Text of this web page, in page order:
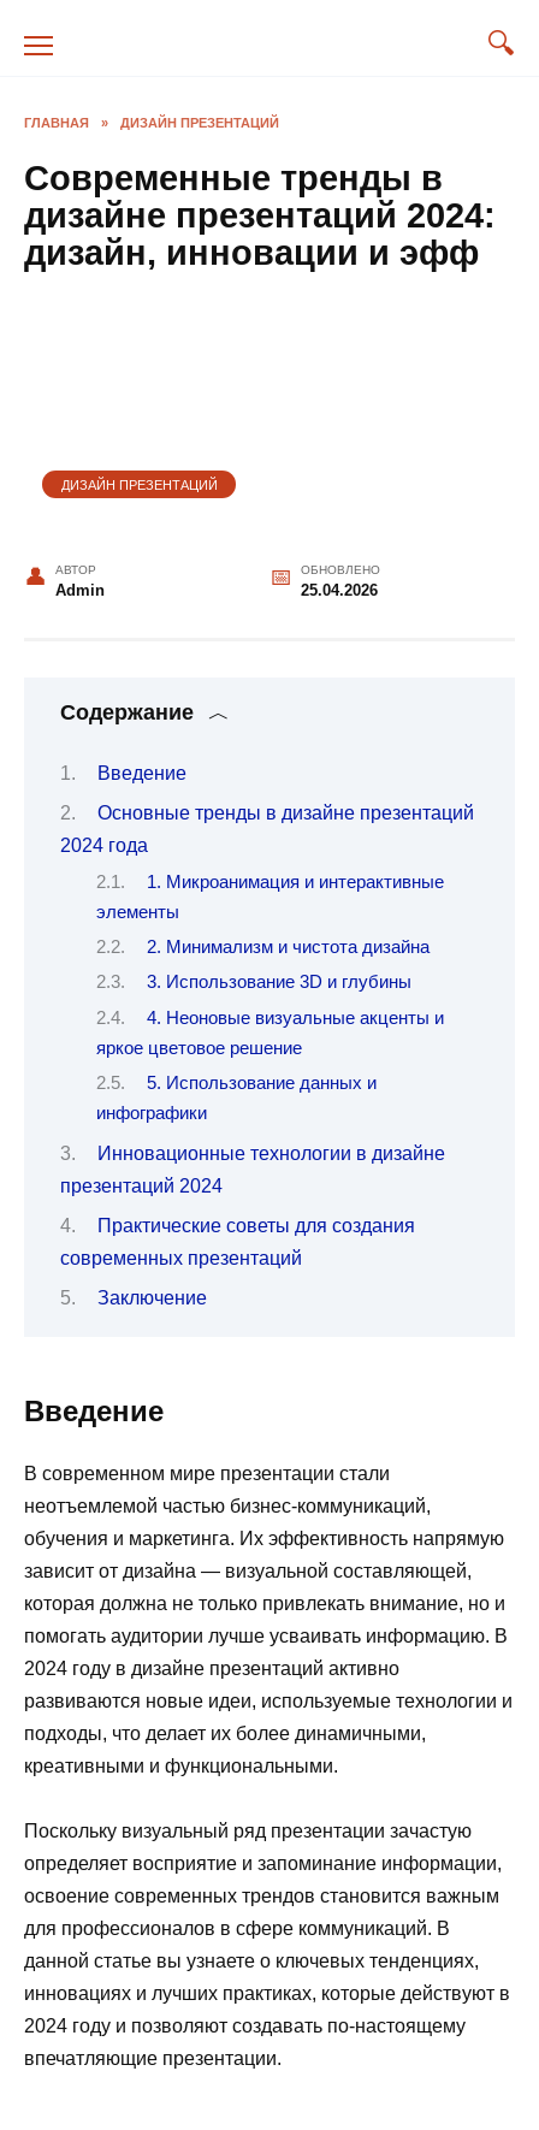
ГЛАВНАЯ » ДИЗАЙН ПРЕЗЕНТАЦИЙ
Современные тренды в
дизайне презентаций 2024:
дизайн, инновации и эфф
ДИЗАЙН ПРЕЗЕНТАЦИЙ
АВТОР
Admin
ОБНОВЛЕНО
25.04.2026
Содержание
Введение
Основные тренды в дизайне презентаций
2024 года
1. Микроанимация и интерактивные
элементы
2. Минимализм и чистота дизайна
3. Использование 3D и глубины
4. Неоновые визуальные акценты и
яркое цветовое решение
5. Использование данных и
инфографики
Инновационные технологии в дизайне
презентаций 2024
Практические советы для создания
современных презентаций
Заключение
Введение
В современном мире презентации стали
неотъемлемой частью бизнес-коммуникаций,
обучения и маркетинга. Их эффективность напрямую
зависит от дизайна — визуальной составляющей,
которая должна не только привлекать внимание, но и
помогать аудитории лучше усваивать информацию. В
2024 году в дизайне презентаций активно
развиваются новые идеи, используемые технологии и
подходы, что делает их более динамичными,
креативными и функциональными.
Поскольку визуальный ряд презентации зачастую
определяет восприятие и запоминание информации,
освоение современных трендов становится важным
для профессионалов в сфере коммуникаций. В
данной статье вы узнаете о ключевых тенденциях,
инновациях и лучших практиках, которые действуют в
2024 году и позволяют создавать по-настоящему
впечатляющие презентации.